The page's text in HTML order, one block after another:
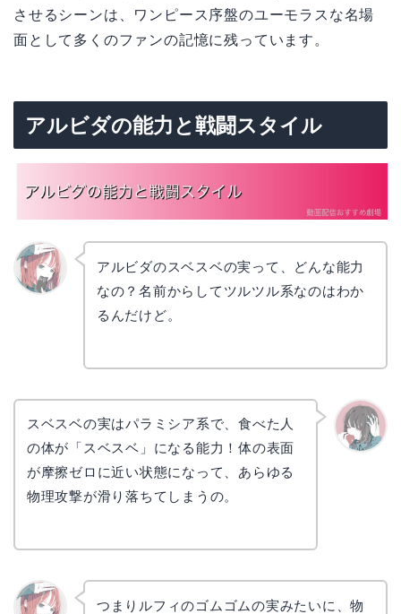
させるシーンは、ワンピース序盤のユーモラスな名場
面として多くのファンの記憶に残っています。
アルビダの能力と戦闘スタイル
アルビダのスベスベの実って、どんな能力
なの？名前からしてツルツル系なのはわか
るんだけど。
スベスベの実はパラミシア系で、食べた人
の体が「スベスベ」になる能力！体の表面
が摩擦ゼロに近い状態になって、あらゆる
物理攻撃が滑り落ちてしまうの。
つまりルフィのゴムゴムの実みたいに、物